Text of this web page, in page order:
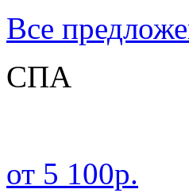
Все
СПА
от 5 100р.